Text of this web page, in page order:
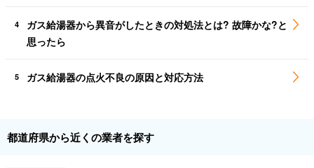
4
ガス給湯器から異音がしたときの対処法とは? 故障かな?と
思ったら
5 ガス給湯器の点火不良の原因と対応方法
都道府県から近くの業者を探す